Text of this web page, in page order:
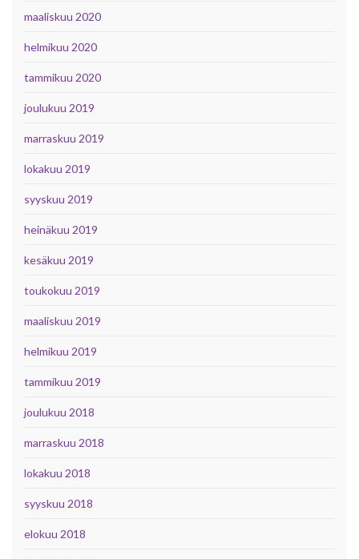
maaliskuu 2020
helmikuu 2020
tammikuu 2020
joulukuu 2019
marraskuu 2019
lokakuu 2019
syyskuu 2019
heinäkuu 2019
kesäkuu 2019
toukokuu 2019
maaliskuu 2019
helmikuu 2019
tammikuu 2019
joulukuu 2018
marraskuu 2018
lokakuu 2018
syyskuu 2018
elokuu 2018